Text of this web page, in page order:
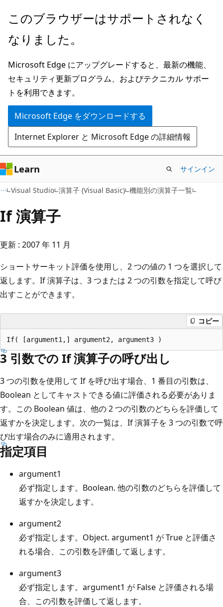
メ
ン
ン
テ
ン
ツ
に
ス
キ
ッ
プ
このブラウザーはサポートされなく
なりました。
Microsoft Edge にアップグレードすると、最新の機能、
セキュリティ更新プログラム、およびテクニカル サポー
トを利用できます。
Microsoft Edge をダウンロードする
Internet Explorer と Microsoft Edge の詳細情報
Learn サインイン
Visual Studio 演算子 (Visual Basic) 機能別の演算子一覧
If 演算子
更新 : 2007 年 11 月
ショートサーキット評価を使用し、2 つの値の 1 つを選択して
返します。If 演算子は、3 つまたは 2 つの引数を指定して呼び
出すことができます。
コピー
3 引数での If 演算子の呼び出し
3 つの引数を使用して If を呼び出す場合、1 番目の引数は、
Boolean としてキャストできる値に評価される必要がありま
す。この Boolean 値は、他の 2 つの引数のどちらを評価して
返すかを決定します。次の一覧は、If 演算子を 3 つの引数で呼
び出す場合のみに適用されます。
指定項目
argument1
必ず指定します。Boolean. 他の引数のどちらを評価して
返すかを決定します。
argument2
必ず指定します。Object. argument1 が True と評価さ
れる場合、この引数を評価して返します。
argument3
必ず指定します。argument1 が False と評価される場
合、この引数を評価して返します。